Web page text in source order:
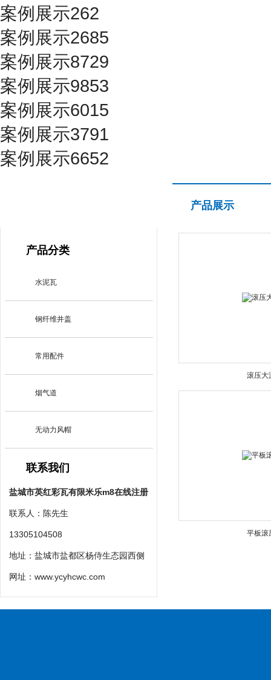
案例展示262
案例展示2685
案例展示8729
案例展示9853
案例展示6015
案例展示3791
案例展示6652
产品分类
水泥瓦
钢纤维井盖
常用配件
烟气道
无动力风帽
联系我们
盐城市英红彩瓦有限米乐m8在线注册
联系人：陈先生
13305104508
地址：盐城市盐都区杨侍生态园西侧
网址： www.ycyhcwc.com
产品展示
滚压大
平板滚